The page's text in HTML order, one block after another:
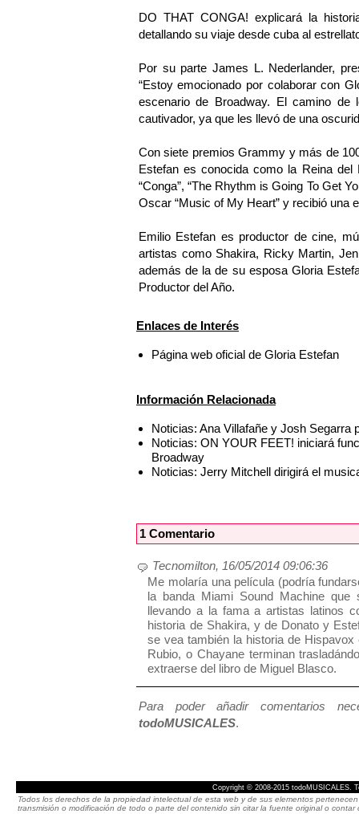
DO THAT CONGA! explicará la
detallando su viaje desde cuba al
Por su parte James L. Nederlander,
“Estoy emocionado por colaborar con
escenario de Broadway. El camino
cautivador, ya que les llevó de una
Con siete premios Grammy y más de
Estefan es conocida como la Reina
“Conga”, “The Rhythm is Going To Get
Oscar “Music of My Heart” y recibió una
Emilio Estefan es productor de cine,
artistas como Shakira, Ricky Martin,
además de la de su esposa Gloria
Productor del Año.
Enlaces de Interés
Página web oficial de Gloria Estefan
Información Relacionada
Noticias: Ana Villafañe y Josh
Noticias: ON YOUR FEET! iniciará
Broadway
Noticias: Jerry Mitchell dirigirá el
1 Comentario
Tecnomilton, 16/05/2014 09:06:36
Me molaría una película (podría
la banda Miami Sound Machine
llevando a la fama a artistas latinos
historia de Shakira, y de Donato y
se vea también la historia de
Rubio, o Chayane terminan
extraerse del libro de Miguel Blasco.
Para poder añadir comentarios
todoMUSICALES.
Copyright © 2008-2015 todoMUSICALES.
Todos los derechos de la propiedad intelectual de esta web y de sus elementos
transmisión o modificación de todo o parte del contenido sin citar la fuente original o